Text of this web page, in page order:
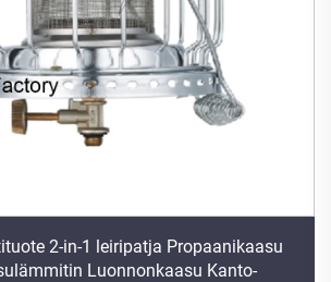
2-in-1 leiripatja Propaanikaasu
Luonnonkaasu Kanto-